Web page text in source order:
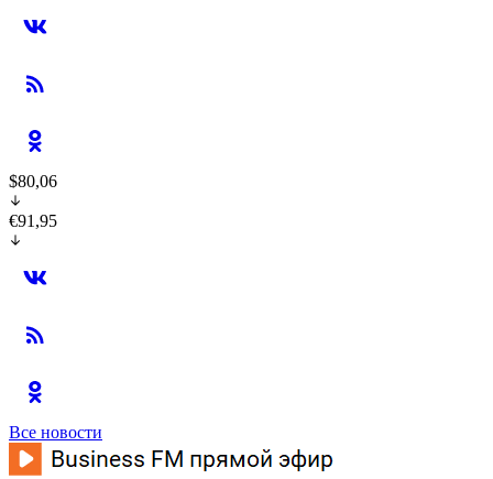
$80,06
€91,95
Все новости